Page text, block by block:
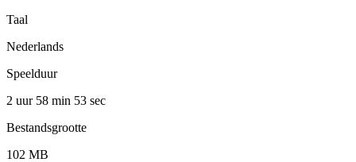
Taal
Nederlands
Speelduur
2 uur 58 min 53 sec
Bestandsgrootte
102 MB